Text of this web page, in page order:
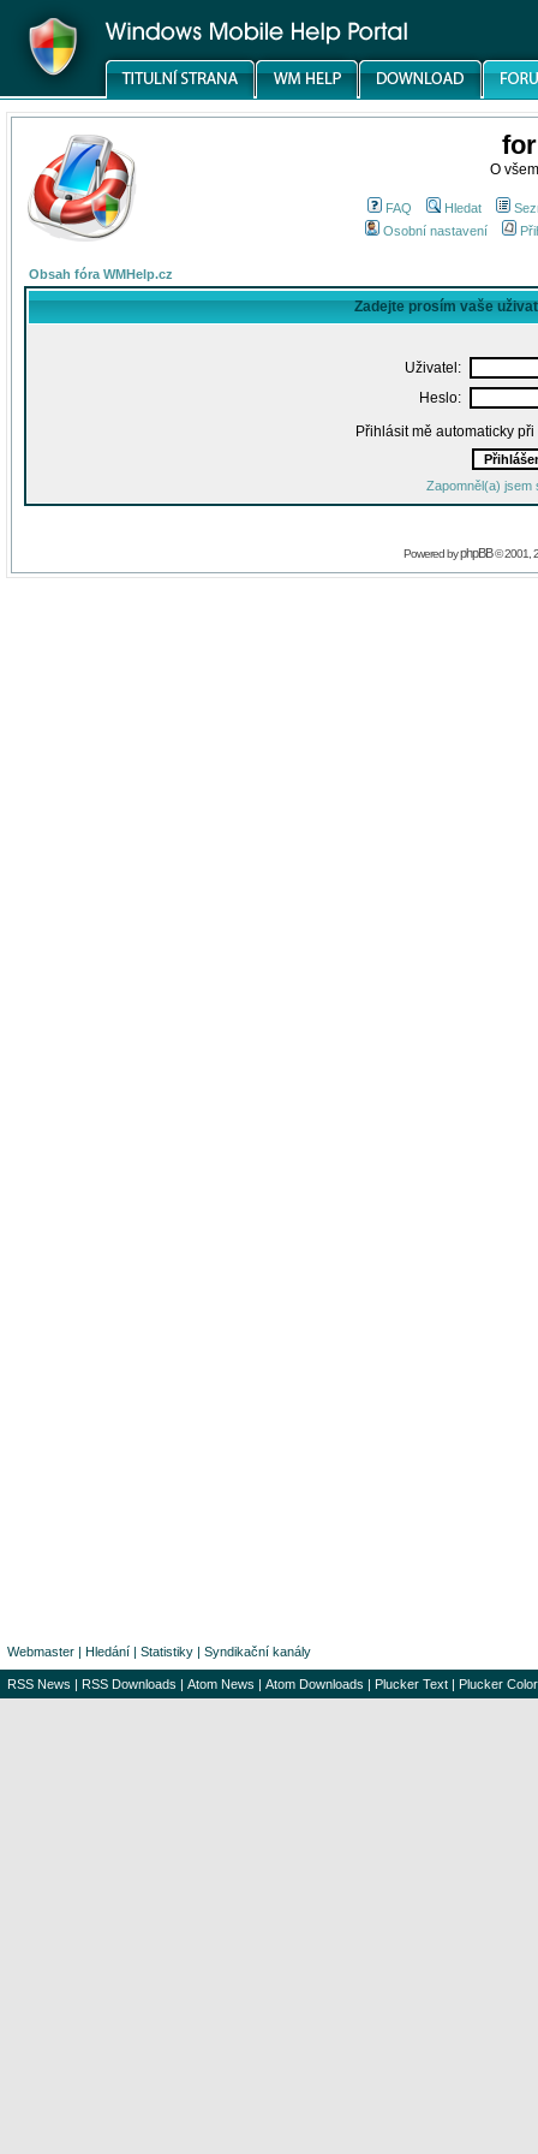
O
FAQ Hledat
Osobní nastavení
Obsah fóra WMHelp.cz
Zadejte prosím vaše
Uživatel:
Heslo:
Přihlásit mě automaticky
Zapomněl(a) jsem
Powered byphpBB© 2001,
Webmaster | Hledání | Statistiky | Syndikační kanály
RSS News | RSS Downloads | Atom News | Atom Downloads | Plucker Text | Plucker Color